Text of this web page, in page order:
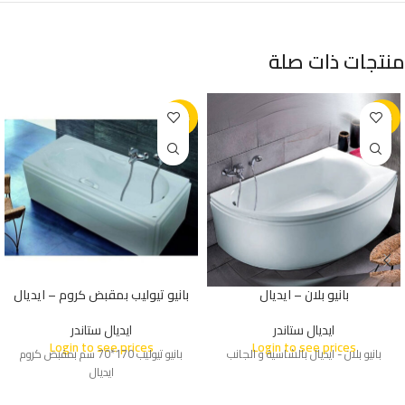
منتجات ذات صلة
-35%
بانيو بلان – ايديال
ايديال ستاندر
Login to see prices
بانيو بلان - ايديال بالشاسية و الجانب
-35%
بانيو تيوليب بمقبض كروم – ايديال
ايديال ستاندر
Login to see prices
بانيو تيوليب 170*70 سم بمقبض كروم
ايديال